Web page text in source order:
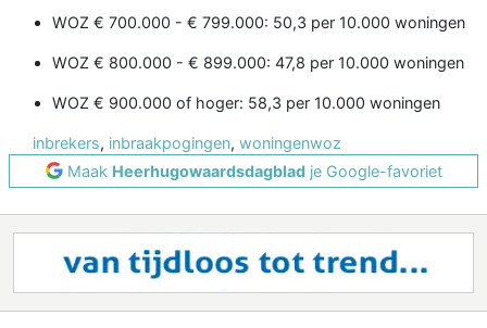
WOZ € 700.000 - € 799.000: 50,3 per 10.000 woningen
WOZ € 800.000 - € 899.000: 47,8 per 10.000 woningen
WOZ € 900.000 of hoger: 58,3 per 10.000 woningen
inbrekers, inbraakpogingen, woningenwoz
Maak Heerhugowaardsdagbladje Google-favoriet